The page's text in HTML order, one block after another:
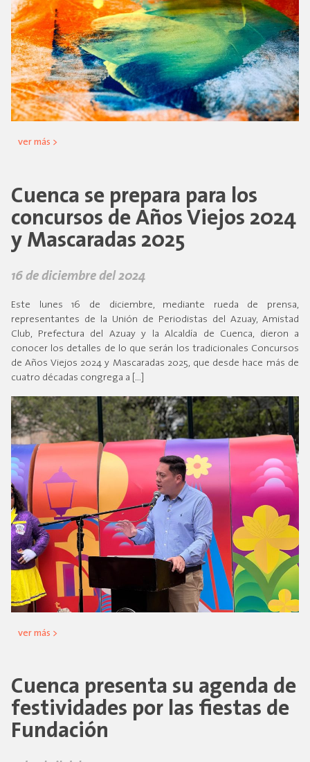
ver más >
Cuenca se prepara para los
concursos de Años Viejos 2024
y Mascaradas 2025
16 de diciembre del 2024
Este lunes 16 de diciembre, mediante rueda de prensa,
representantes de la Unión de Periodistas del Azuay, Amistad
Club, Prefectura del Azuay y la Alcaldía de Cuenca, dieron a
conocer los detalles de lo que serán los tradicionales Concursos
de Años Viejos 2024 y Mascaradas 2025, que desde hace más de
cuatro décadas congrega a […]
ver más >
Cuenca presenta su agenda de
festividades por las fiestas de
Fundación